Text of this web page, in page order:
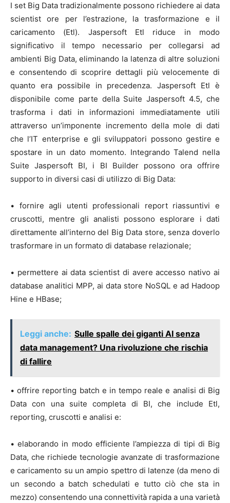
I set Big Data tradizionalmente possono richiedere ai data
scientist ore per l’estrazione, la trasformazione e il
caricamento (Etl). Jaspersoft Etl riduce in modo
significativo il tempo necessario per collegarsi ad
ambienti Big Data, eliminando la latenza di altre soluzioni
e consentendo di scoprire dettagli più velocemente di
quanto era possibile in precedenza. Jaspersoft Etl è
disponibile come parte della Suite Jaspersoft 4.5, che
trasforma i dati in informazioni immediatamente utili
attraverso un’imponente incremento della mole di dati
che l’IT enterprise e gli sviluppatori possono gestire e
spostare in un dato momento. Integrando Talend nella
Suite Jaspersoft BI, i BI Builder possono ora offrire
supporto in diversi casi di utilizzo di Big Data:
• fornire agli utenti professionali report riassuntivi e
cruscotti, mentre gli analisti possono esplorare i dati
direttamente all’interno del Big Data store, senza doverlo
trasformare in un formato di database relazionale;
• permettere ai data scientist di avere accesso nativo ai
database analitici MPP, ai data store NoSQL e ad Hadoop
Hine e HBase;
Leggi anche: Sulle spalle dei giganti AI senza
data management? Una rivoluzione che rischia
di fallire
• offrire reporting batch e in tempo reale e analisi di Big
Data con una suite completa di BI, che include Etl,
reporting, cruscotti e analisi e:
• elaborando in modo efficiente l’ampiezza di tipi di Big
Data, che richiede tecnologie avanzate di trasformazione
e caricamento su un ampio spettro di latenze (da meno di
un secondo a batch schedulati e tutto ciò che sta in
mezzo) consentendo una connettività rapida a una varietà